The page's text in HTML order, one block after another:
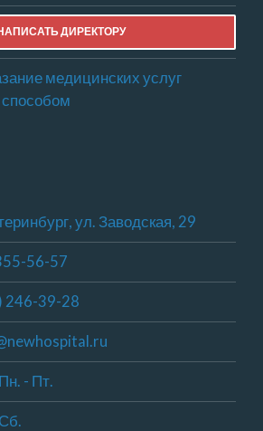
ДИРЕКТОРУ
медицинских услуг
ул. Заводская, 29
56-57
246-39-28
- Пт.